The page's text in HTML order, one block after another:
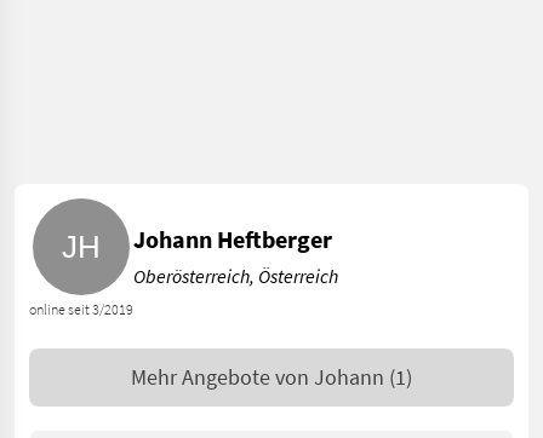
online seit 3/2019
Johann Heftberger
Oberösterreich, Österreich
Mehr Angebote von Johann (1)